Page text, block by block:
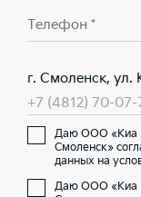
Телефон *
г. Смоленск, ул.
+7 (4812) 70-07-
Даю ООО «Киа
Смоленск»
данных на
Даю ООО «Киа